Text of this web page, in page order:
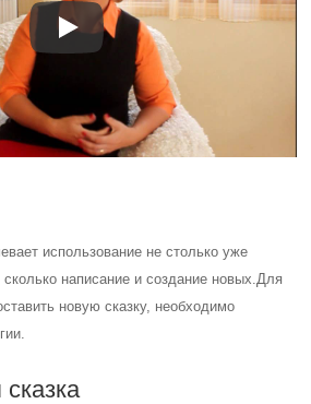
использование не столько уже
написание и создание новых. Для
новую сказку, необходимо